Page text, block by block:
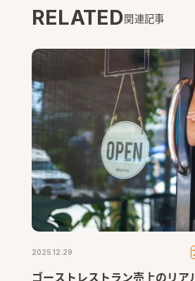
RELATED関連記事
2025.12.29
ゴーストレストラン売上のリ